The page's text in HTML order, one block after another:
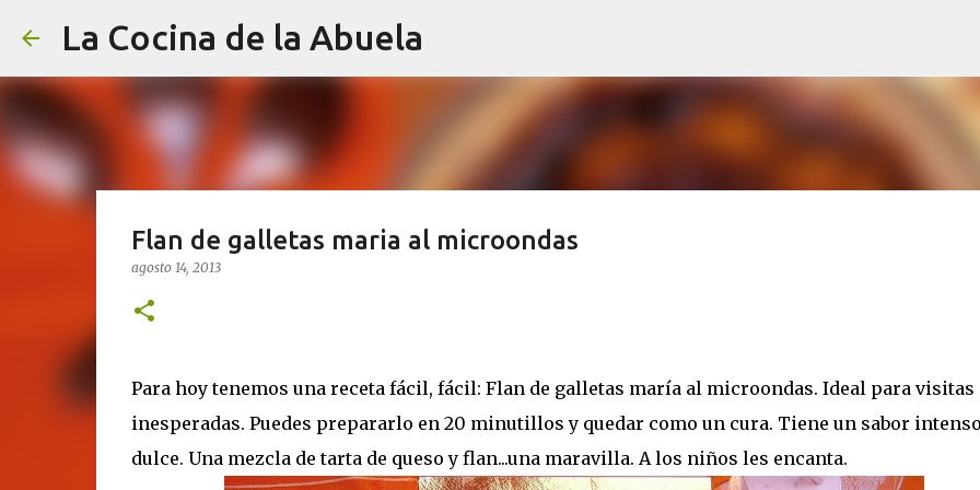
La Cocina de la Abuela
Flan de galletas maria al microondas
agosto 14, 2013
Para hoy tenemos una receta fácil, fácil: Flan de galletas maría al microondas. Ideal para visitas
inesperadas. Puedes prepararlo en 20 minutillos y quedar como un cura. Tiene un sabor
dulce. Una mezcla de tarta de queso y flan...una maravilla. A los niños les encanta.